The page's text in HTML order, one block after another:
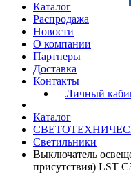
Каталог
Распродажа
Новости
О компании
Партнеры
Доставка
Контакты
Личный
Каталог
Светильники
Выключатель
присутствия) LST